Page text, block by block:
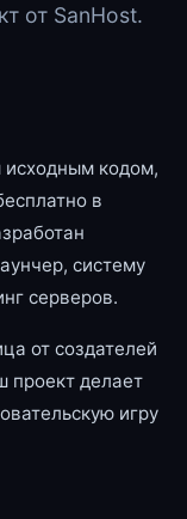
от SanHost.
исходным кодом,
в
систему
серверов.
от создателей
проект делает
игру